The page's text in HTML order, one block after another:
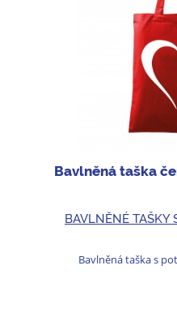
Bavlněná taška
BAVLNĚNÉ TAŠKY
Bavlněná taška s